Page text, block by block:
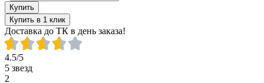
Купить
Купить в 1 клик
Доставка до ТК в день заказа!
4.5/5
5 звезд
2